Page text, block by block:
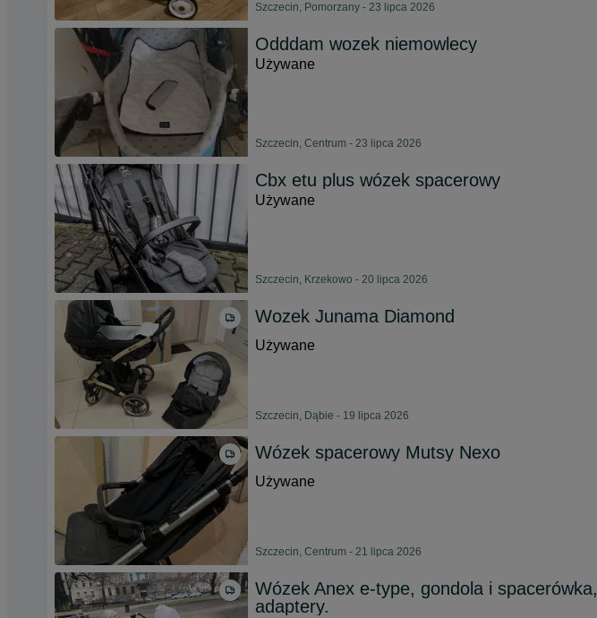
Szczecin, Pomorzany - 23 lipca 2026
Odddam wozek niemowlecy
Używane
Szczecin, Centrum - 23 lipca 2026
Cbx etu plus wózek spacerowy
Używane
Szczecin, Krzekowo - 20 lipca 2026
Wozek Junama Diamond
Używane
Szczecin, Dąbie - 19 lipca 2026
Wózek spacerowy Mutsy Nexo
Używane
Szczecin, Centrum - 21 lipca 2026
Wózek Anex e-type, gondola i spacerówka,
adaptery.